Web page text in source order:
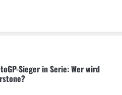
Sieger in Serie: Wer wird